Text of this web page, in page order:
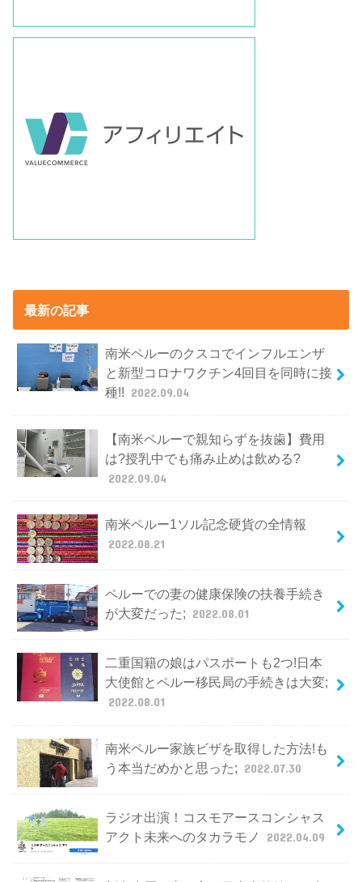
最新の記事
南米ペルーのクスコでインフルエンザ
と新型コロナワクチン4回目を同時に接
種!! 2022.09.04
【南米ペルーで親知らずを抜歯】費用
は?授乳中でも痛み止めは飲める?
2022.09.04
南米ペルー1ソル記念硬貨の全情報
2022.08.21
ペルーでの妻の健康保険の扶養手続き
が大変だった; 2022.08.01
二重国籍の娘はパスポートも2つ!日本
大使館とペルー移民局の手続きは大変;
2022.08.01
南米ペルー家族ビザを取得した方法!も
う本当だめかと思った; 2022.07.30
ラジオ出演！コスモアースコンシャス
アクト未来へのタカラモノ
2022.04.09